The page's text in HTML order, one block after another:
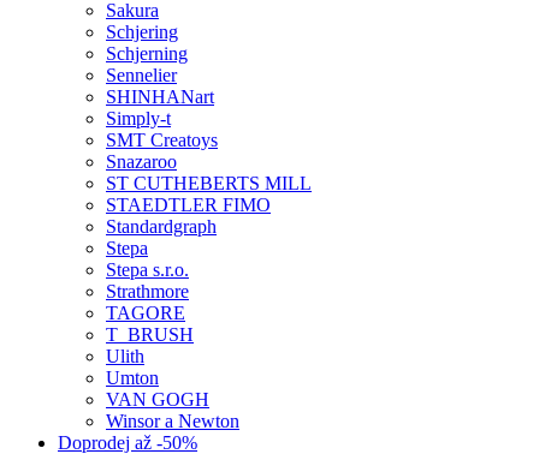
Sakura
Schjering
Schjerning
Sennelier
SHINHANart
Simply-t
SMT Creatoys
Snazaroo
ST CUTHEBERTS MILL
STAEDTLER FIMO
Standardgraph
Stepa
Stepa s.r.o.
Strathmore
TAGORE
T_BRUSH
Ulith
Umton
VAN GOGH
Winsor a Newton
Doprodej až -50%